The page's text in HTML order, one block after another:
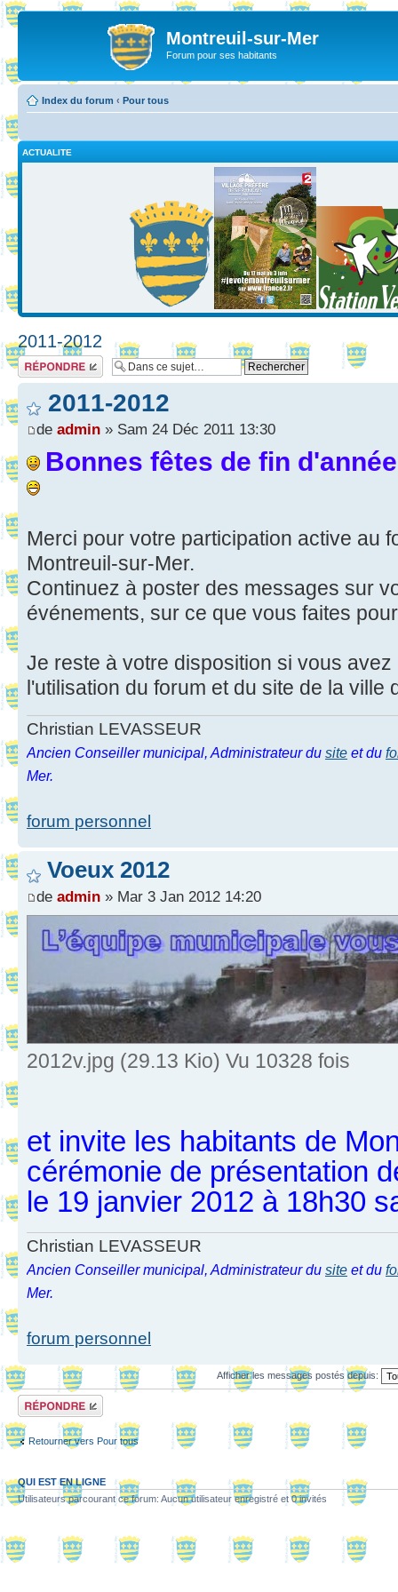
Montreuil-sur-Mer
Forum pour ses habitants
Index du forum ‹ Pour tous
ACTUALITE
2011-2012
Répondre
2011-2012
de admin » Sam 24 Déc 2011 13:30
Bonnes fêtes de fin
Merci pour votre participation active au
Montreuil-sur-Mer.
Continuez à poster des messages sur
événements, sur ce que vous faites
Je reste à votre disposition si vous
l'utilisation du forum et du site de la ville
Christian LEVASSEUR
Ancien Conseiller municipal, Administrateur du site et du
Mer.
forum personnel
Voeux 2012
de admin » Mar 3 Jan 2012 14:20
2012v.jpg (29.13 Kio) Vu 10328 fois
et invite les habitants de
cérémonie de présentation
le 19 janvier 2012 à 18h30
Christian LEVASSEUR
Ancien Conseiller municipal, Administrateur du site et du
Mer.
forum personnel
Afficher les messages postés depuis:
Répondre
Retourner vers Pour tous
QUI EST EN LIGNE
Utilisateurs parcourant ce forum: Aucun utilisateur enregistré et 0 invités